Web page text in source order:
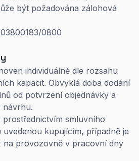
být požadována zálohová
0800
individuálně dle rozsahu
kapacit. Obvyklá doba dodání
od potvrzení objednávky a
návrhu.
smluvního
kupujícím, případně je
na provozovně v pracovní dny